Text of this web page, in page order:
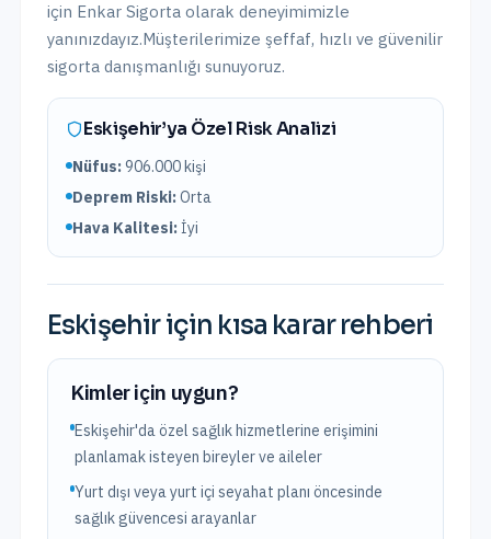
için Enkar Sigorta olarak deneyimimizle
yanınızdayız.Müşterilerimize şeffaf, hızlı ve güvenilir
sigorta danışmanlığı sunuyoruz.
Eskişehir’ya Özel Risk Analizi
Nüfus:906.000kişi
Deprem Riski:Orta
Hava Kalitesi:İyi
Eskişehiriçin kısa karar rehberi
Kimler için uygun?
Eskişehir'da özel sağlık hizmetlerine erişimini
planlamak isteyen bireyler ve aileler
Yurt dışı veya yurt içi seyahat planı öncesinde
sağlık güvencesi arayanlar